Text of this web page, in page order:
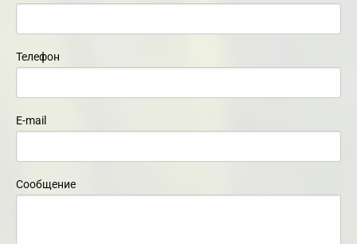
Телефон
E-mail
Сообщение